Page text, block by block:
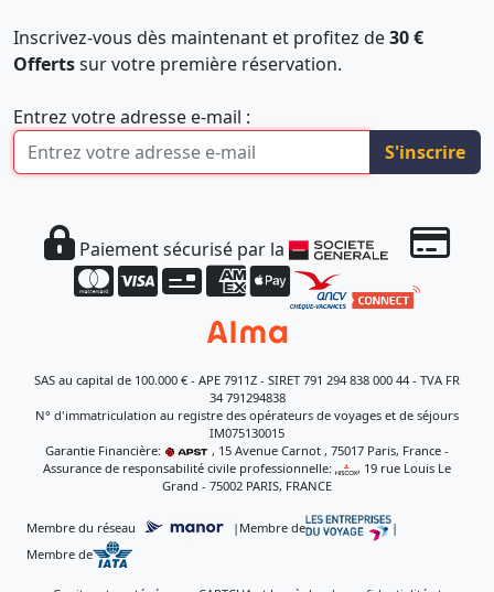
Inscrivez-vous dès maintenant et profitez de30 €
Offertssur votre première réservation.
Entrez votre adresse e-mail :
S'inscrire
Paiement sécurisé par la
SAS au capital de 100.000 € - APE 7911Z - SIRET 791 294 838 000 44 - TVA FR
34 791294838
N° d'immatriculation au registre des opérateurs de voyages et de séjours
IM075130015
Garantie Financière:
, 15 Avenue Carnot , 75017 Paris, France -
Assurance de responsabilité civile professionnelle:
, 19 rue Louis Le
Grand - 75002 PARIS, FRANCE
Membre du réseau | Membre de
|
Membre de